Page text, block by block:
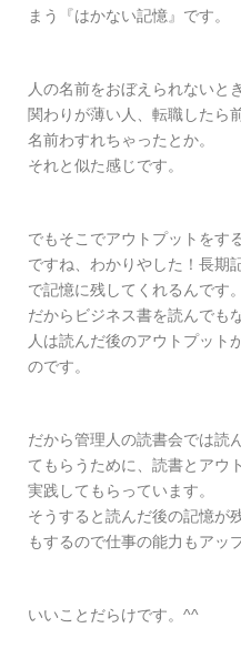
まう『はかない記憶』です。
人の名前をおぼえられないと
関わりが薄い人、転職したら
名前わすれちゃったとか。
それと似た感じです。
でもそこでアウトプットをす
ですね、わかりやした！長期
で記憶に残してくれるんです。
だからビジネス書を読んでも
人は読んだ後のアウトプット
のです。
だから管理人の読書会では読
てもらうために、読書とアウ
実践してもらっています。
そうすると読んだ後の記憶が
もするので仕事の能力もアッ
いいことだらけです。^^